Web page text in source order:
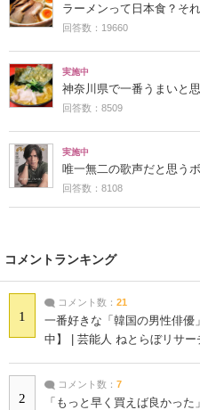
ラーメンって日本食？そ
回答数：19660
実施中
神奈川県で一番うまいと
回答数：8509
実施中
唯一無二の歌声だと思う
回答数：8108
コメントランキング
1
コメント数： 21
一番好きな「韓国の男性俳優
中】 | 芸能人 ねとらぼリサー
2
コメント数： 7
「もっと早く買えば良かっ